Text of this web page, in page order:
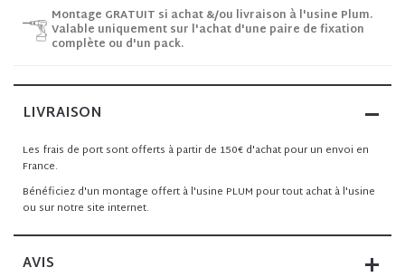
Montage GRATUIT si achat &/ou livraison à l'usine Plum.
Valable uniquement sur l'achat d'une paire de fixation
complète ou d'un pack.
LIVRAISON
Les frais de port sont offerts à partir de 150€ d'achat pour un envoi en
France.
Bénéficiez d'un montage offert à l'usine PLUM pour tout achat à l'usine
ou sur notre site internet.
AVIS